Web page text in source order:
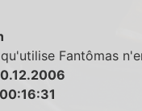
Fantômas